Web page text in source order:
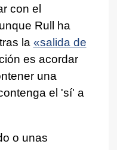
con el
Rull ha
la «salida de
es acordar
una
el 'sí' a
o unas